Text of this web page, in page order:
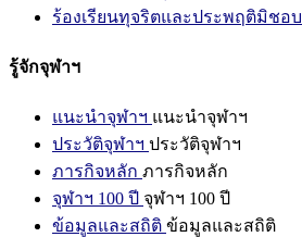
ร้องเรียนทุจริตและประพฤติมิชอบ
รู้จักจุฬาฯ
แนะนำจุฬาฯ แนะนำจุฬาฯ
ประวัติจุฬาฯ ประวัติจุฬาฯ
ภารกิจหลัก ภารกิจหลัก
จุฬาฯ 100 ปี จุฬาฯ 100 ปี
ข้อมูลและสถิติ ข้อมูลและสถิติ